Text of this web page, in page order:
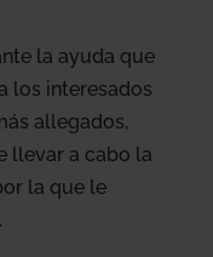
la ayuda que
los interesados
allegados,
llevar a cabo la
la que le